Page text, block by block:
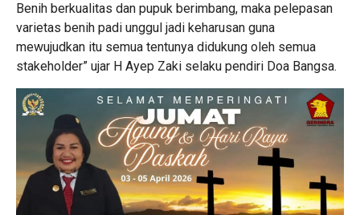
Benih berkualitas dan pupuk berimbang, maka pelepasan
varietas benih padi unggul jadi keharusan guna
mewujudkan itu semua tentunya didukung oleh semua
stakeholder” ujar H Ayep Zaki selaku pendiri Doa Bangsa.